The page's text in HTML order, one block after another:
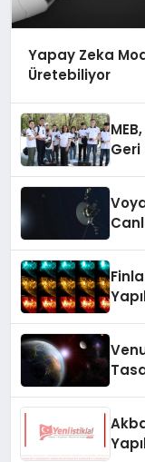
Yapay Zeka
Üretebiliyor
Geri